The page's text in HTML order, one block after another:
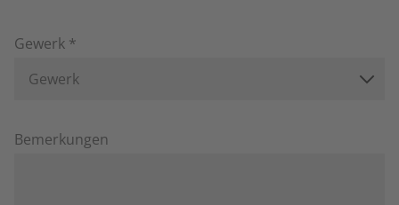
Gewerk *
Gewerk
Bemerkungen